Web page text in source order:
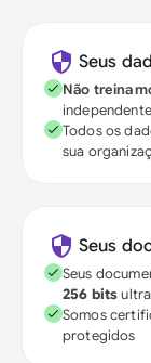
Seus
Não
Todos os
sua
Seus
Seus
256 bits
Somos
protegidos